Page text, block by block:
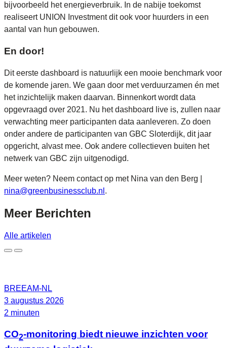
bijvoorbeeld het energieverbruik. In de nabije toekomst
realiseert UNION Investment dit ook voor huurders in een
aantal van hun gebouwen.
En door!
Dit eerste dashboard is natuurlijk een mooie benchmark voor
de komende jaren. We gaan door met verduurzamen én met
het inzichtelijk maken daarvan. Binnenkort wordt data
opgevraagd over 2021. Nu het dashboard live is, zullen naar
verwachting meer participanten data aanleveren. Zo doen
onder andere de participanten van GBC Sloterdijk, dit jaar
opgericht, alvast mee. Ook andere collectieven buiten het
netwerk van GBC zijn uitgenodigd.
Meer weten? Neem contact op met Nina van den Berg |
nina@greenbusinessclub.nl .
Meer Berichten
Alle artikelen
BREEAM-NL
3 augustus 2026
2 minuten
CO2-monitoring biedt nieuwe inzichten voor